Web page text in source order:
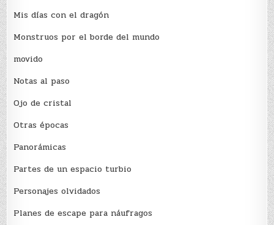
Mis días con el dragón
Monstruos por el borde del mundo
movido
Notas al paso
Ojo de cristal
Otras épocas
Panorámicas
Partes de un espacio turbio
Personajes olvidados
Planes de escape para náufragos